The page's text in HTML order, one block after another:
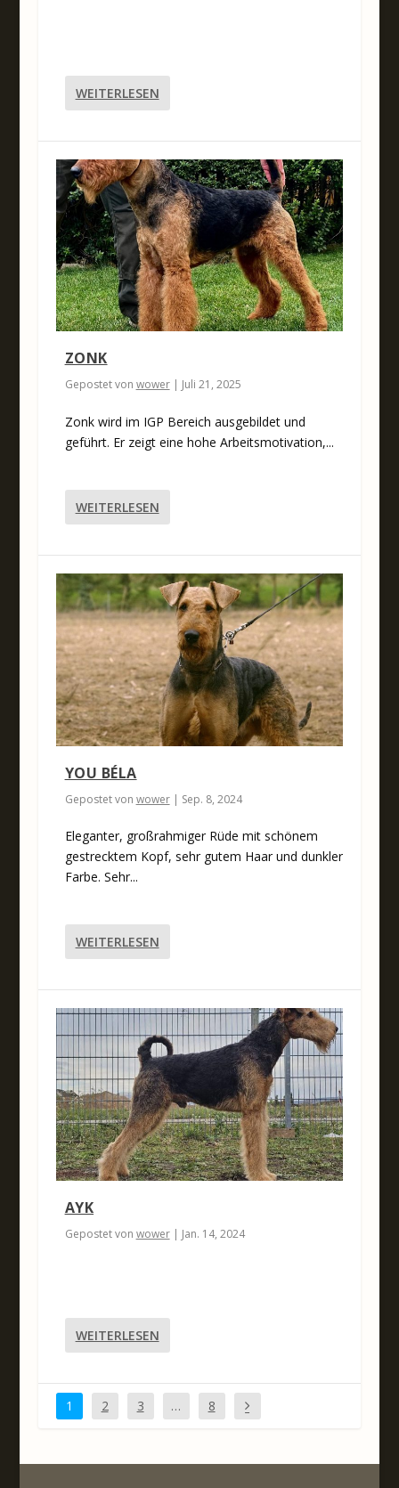
WEITERLESEN
ZONK
Gepostet von wower| Juli 21, 2025
Zonk wird im IGP Bereich ausgebildet und
geführt. Er zeigt eine hohe Arbeitsmotivation,...
WEITERLESEN
YOU BÉLA
Gepostet von wower| Sep. 8, 2024
Eleganter, großrahmiger Rüde mit schönem
gestrecktem Kopf, sehr gutem Haar und dunkler
Farbe. Sehr...
WEITERLESEN
AYK
Gepostet von wower| Jan. 14, 2024
WEITERLESEN
1 2 3 … 8